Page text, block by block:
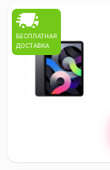
БЕСПЛАТНАЯ
ДОСТАВКА